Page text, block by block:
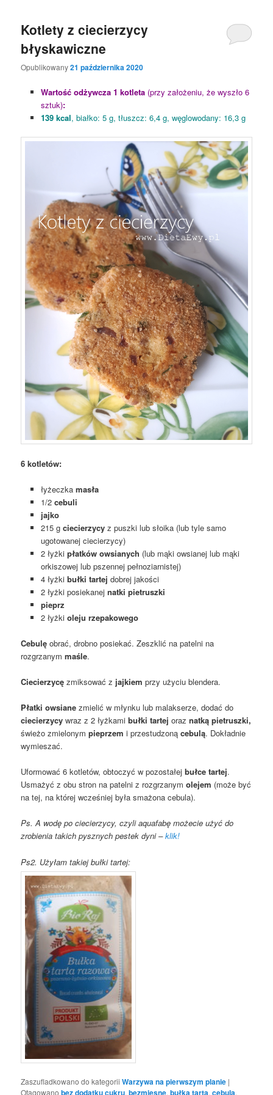
Kotlety z ciecierzycy
błyskawiczne
Opublikowany21 października 2020
Wartość odżywcza 1 kotleta(przy założeniu, że wyszło 6
sztuk):
139 kcal, białko: 5 g, tłuszcz: 6,4 g, węglowodany: 16,3 g
6 kotletów:
łyżeczka masła
1/2 cebuli
jajko
215 g ciecierzycyz puszki lub słoika (lub tyle samo
ugotowanej ciecierzycy)
2 łyżkipłatków owsianych (lub mąki owsianej lub mąki
orkiszowej lub pszennej pełnoziarnistej)
4 łyżki bułki tartej dobrej jakości
2 łyżki posiekanej natki pietruszki
pieprz
2 łyżki oleju rzepakowego
Cebulę obrać, drobno posiekać. Zeszklić na patelni na
rozgrzanymmaśle.
Ciecierzycę zmiksować z jajkiem przy użyciu blendera.
Płatki owsiane zmielić w młynku lub malakserze, dodać do
ciecierzycy wraz z 2 łyżkamibułki tartej oraznatką pietruszki,
świeżo zmielonym pieprzem i przestudzonącebulą. Dokładnie
wymieszać.
Uformować 6 kotletów, obtoczyć w pozostałejbułce tartej.
Usmażyć z obu stron na patelni z rozgrzanymolejem (może być
na tej, na której wcześniej była smażona cebula).
Ps. A wodę po ciecierzycy, czyli aquafabę możecie użyć do
zrobienia takich pysznych pestek dyni –klik!
Ps2. Użyłam takiej bułki tartej:
Zaszufladkowano do kategorii Warzywa na pierwszym planie |
Otagowano bez dodatku cukru,bezmięsne,bułka tarta,cebula,